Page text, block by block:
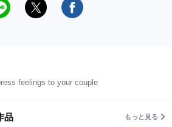
feelings to your couple
品 もっと見る